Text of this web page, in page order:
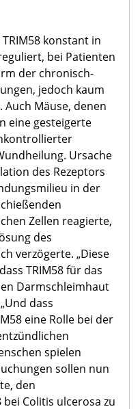
konstant in
bei Patienten
der chronisch-
jedoch kaum
Auch Mäuse, denen
eine gesteigerte
Ursache
des Rezeptors
in der
Zellen reagierte,
des
verzögerte. „Diese
TRIM58 für das
Darmschleimhaut
dass
eine Rolle bei der
spielen
sollen nun
den
Colitis ulcerosa zu